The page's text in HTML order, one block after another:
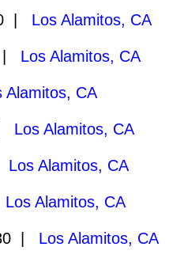
| Los Alamitos, CA
| Los Alamitos, CA
Alamitos, CA
Los Alamitos, CA
Los Alamitos, CA
Los Alamitos, CA
| Los Alamitos, CA